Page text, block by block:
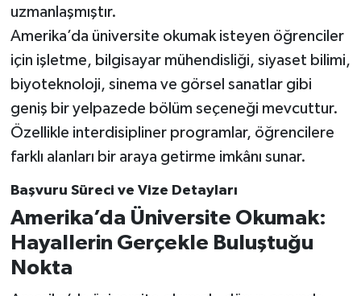
uzmanlaşmıştır.
Amerika’da üniversite okumak isteyen öğrenciler
için işletme, bilgisayar mühendisliği, siyaset bilimi,
biyoteknoloji, sinema ve görsel sanatlar gibi
geniş bir yelpazede bölüm seçeneği mevcuttur.
Özellikle interdisipliner programlar, öğrencilere
farklı alanları bir araya getirme imkânı sunar.
Başvuru Süreci ve Vize Detayları
Amerika’da Üniversite Okumak:
Hayallerin Gerçekle Buluştuğu
Nokta